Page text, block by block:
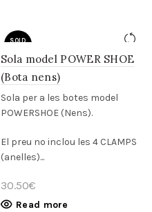
SOLD
Sola model POWER SHOE
(Bota nens)
Sola per a les botes model
POWERSHOE (Nens).
El preu no inclou les 4 CLAMPS
(anelles)...
30.50€
Read more